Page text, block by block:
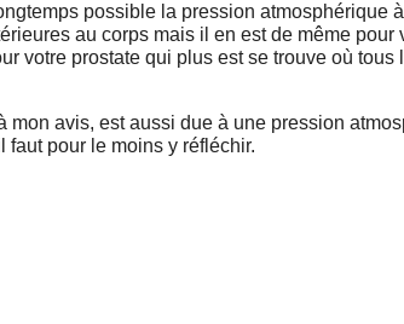
possible la pression atmosphérique
au corps mais il en est de même pour
votre prostate qui plus est se trouve où tous
mon avis, est aussi due à une pression
faut pour le moins y réfléchir.